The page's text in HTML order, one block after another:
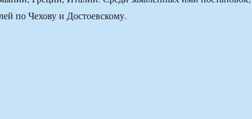
по Чехову и Достоевскому.